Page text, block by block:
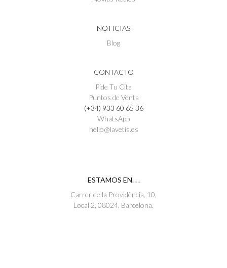
NOTICIAS
Blog
CONTACTO
Pide Tu Cita
Puntos de Venta
(+34) 933 60 65 36
WhatsApp
hello@lavetis.es
ESTAMOS EN. . .
Carrer de la Providència, 10,
Local 2, 08024, Barcelona.